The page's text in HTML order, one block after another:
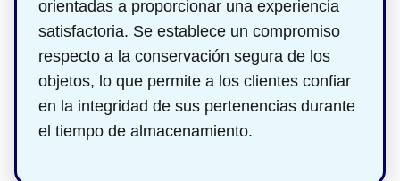
orientadas a proporcionar una experiencia
satisfactoria. Se establece un compromiso
respecto a la conservación segura de los
objetos, lo que permite a los clientes confiar
en la integridad de sus pertenencias durante
el tiempo de almacenamiento.